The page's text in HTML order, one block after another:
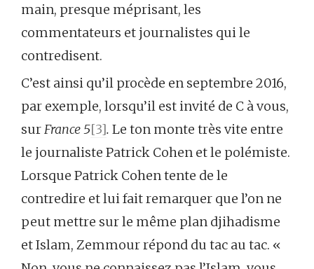
main, presque méprisant, les
commentateurs et journalistes qui le
contredisent.
C’est ainsi qu’il procède en septembre 2016,
par exemple, lorsqu’il est invité de C à vous,
sur France 5[3]. Le ton monte très vite entre
le journaliste Patrick Cohen et le polémiste.
Lorsque Patrick Cohen tente de le
contredire et lui fait remarquer que l’on ne
peut mettre sur le même plan djihadisme
et Islam, Zemmour répond du tac au tac. «